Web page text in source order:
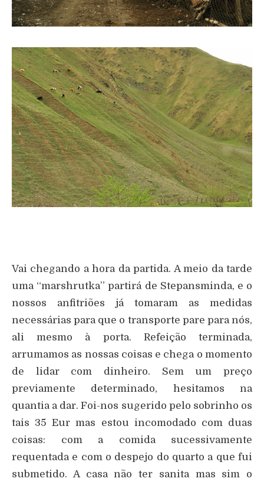
Vai chegando a hora da partida. A meio da tarde
uma “marshrutka” partirá de Stepansminda, e o
nossos anfitriões já tomaram as medidas
necessárias para que o transporte pare para nós,
ali mesmo à porta. Refeição terminada,
arrumamos as nossas coisas e chega o momento
de lidar com dinheiro. Sem um preço
previamente determinado, hesitamos na
quantia a dar. Foi-nos sugerido pelo sobrinho os
tais 35 Eur mas estou incomodado com duas
coisas: com a comida sucessivamente
requentada e com o despejo do quarto a que fui
submetido. A casa não ter sanita mas sim o